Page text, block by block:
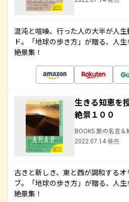
混沌と喧噪、行った人の大半が人
ド。「地球の歩き方」が贈る、人
絶景集！
生きる知恵を
絶景１００
BOOKS 旅の名言＆
2022.07.14 発売
古きと新しき、東と西が調和する
ブ。「地球の歩き方」が贈る、人
絶景集！